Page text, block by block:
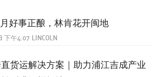
好事正酿，林肯花开闽地
下午4:07 LINCOLN
货运解决方案｜助力浦江吉成产业